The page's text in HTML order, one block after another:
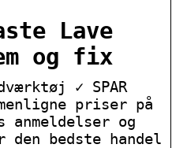
Lave
og fix
✓ SPAR
priser på
anmeldelser og
den bedste handel